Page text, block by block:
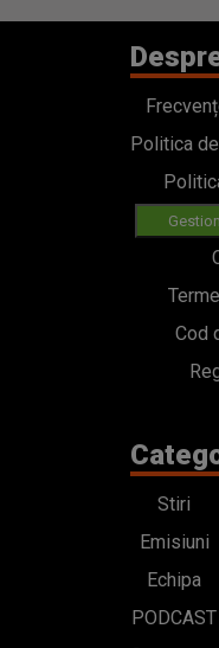
Politica
Cod
Stiri
Emisiuni
Echipa
PODCAST